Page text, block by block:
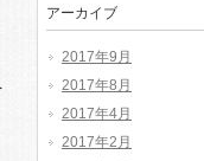
アーカイブ
2017年9月
2017年8月
2017年4月
2017年2月